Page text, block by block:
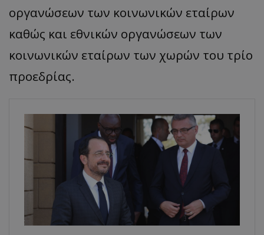
οργανώσεων των κοινωνικών εταίρων
καθώς και εθνικών οργανώσεων των
κοινωνικών εταίρων των χωρών του τρίο
προεδρίας.